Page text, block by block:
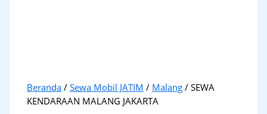
Beranda /Sewa Mobil JATIM / Malang / SEWA
KENDARAAN MALANG JAKARTA